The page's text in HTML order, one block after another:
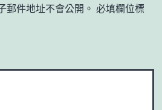
郵件地址不會公開。 必填欄位標